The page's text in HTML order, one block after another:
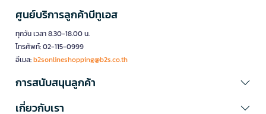
ศูนย์บริการลูกค้าบีทูเอส
ทุกวัน เวลา 8.30-18.00 น.
โทรศัพท์: 02-115-0999
อีเมล:b2sonlineshopping@b2s.co.th
การสนับสนุนลูกค้า
เกี่ยวกับเรา